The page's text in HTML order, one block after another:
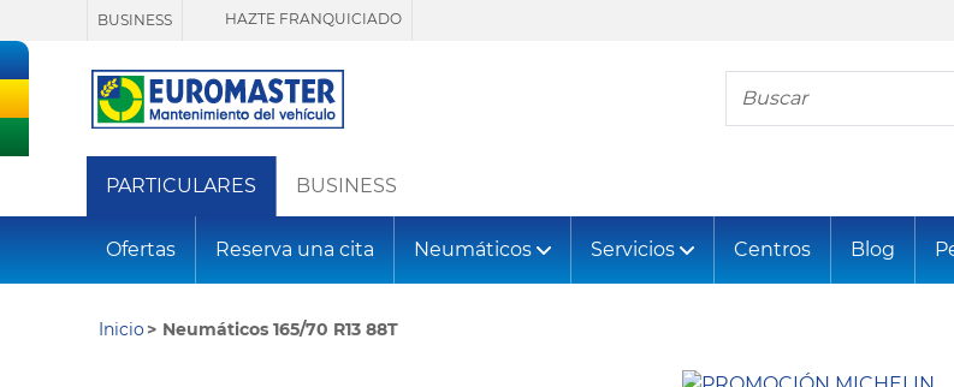
BUSINESS HAZTE FRANQUICIADO
Busca tu neumático
PARTICULARES BUSINESS
Ofertas Reserva una cita Neumáticos Servicios Centros Blog
Inicio Neumáticos 165/70 R13 88T